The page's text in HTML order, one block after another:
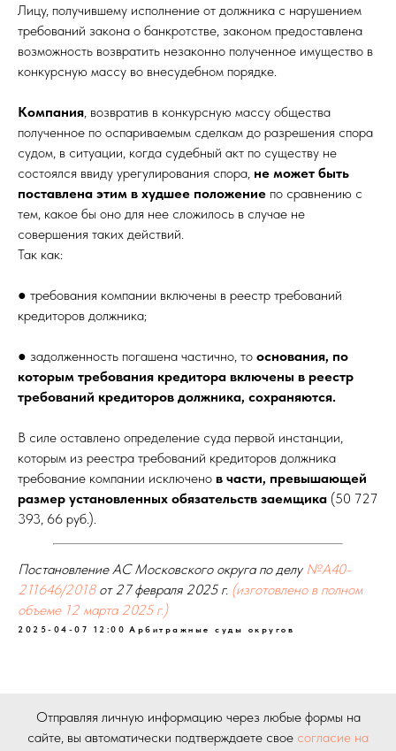
Лицу, получившему исполнение от должника с нарушением
требований закона о банкротстве, законом предоставлена
возможность возвратить незаконно полученное имущество в
конкурсную массу во внесудебном порядке.
Компания, возвратив в конкурсную массу общества
полученное по оспариваемым сделкам до разрешения спора
судом, в ситуации, когда судебный акт по существу не
состоялся ввиду урегулирования спора, не может быть
поставлена этим в худшее положение по сравнению с
тем, какое бы оно для нее сложилось в случае не
совершения таких действий.
Так как:
● требования компании включены в реестр требований
кредиторов должника;
● задолженность погашена частично, то основания, по
которым требования кредитора включены в реестр
требований кредиторов должника, сохраняются.
В силе оставлено определение суда первой инстанции,
которым из реестра требований кредиторов должника
требование компании исключено в части, превышающей
размер установленных обязательств заемщика (50 727
393, 66 руб.).
Постановление АС Московского округа по делу №А40-
211646/2018от 27 февраля 2025 г. (изготовлено в полном
объеме 12 марта 2025 г.)
2025-04-07 12:00 Арбитражные суды округов
Отправляя личную информацию через любые формы на
сайте, вы автоматически подтверждаете свое согласие на